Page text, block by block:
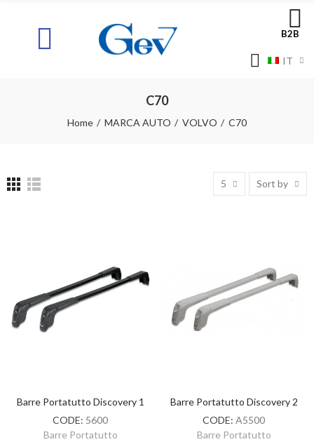
B2B
IT
C70
Home MARCA AUTO VOLVO C70
5 Sort by
Barre Portatutto Discovery 1
CODE: 5600
Barre Portatutto
Barre Portatutto Discovery 2
CODE: A5500
Barre Portatutto